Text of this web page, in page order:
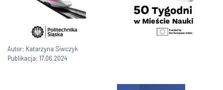
Autor: Katarzyna Siwczyk
Publikacja: 17.06.2024